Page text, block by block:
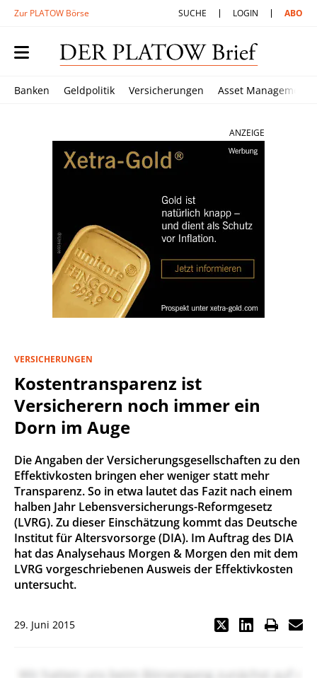
Zur PLATOW Börse SUCHE LOGIN ABO
Banken Geldpolitik Versicherungen Asset Management
ANZEIGE
VERSICHERUNGEN
Kostentransparenz ist
Versicherern noch immer ein
Dorn im Auge
Die Angaben der Versicherungsgesellschaften zu den
Effektivkosten bringen eher weniger statt mehr
Transparenz. So in etwa lautet das Fazit nach einem
halben Jahr Lebensversicherungs-Reformgesetz
(LVRG). Zu dieser Einschätzung kommt das Deutsche
Institut für Altersvorsorge (DIA). Im Auftrag des DIA
hat das Analysehaus Morgen & Morgen den mit dem
LVRG vorgeschriebenen Ausweis der Effektivkosten
untersucht.
29. Juni 2015